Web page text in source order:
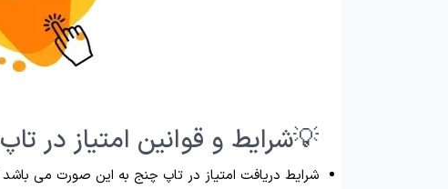
💡شرایط و قوانین امتیاز در